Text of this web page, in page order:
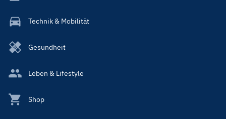
Technik & Mobilität
Gesundheit
Leben & Lifestyle
Shop